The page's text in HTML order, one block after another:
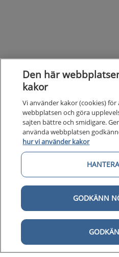
Om 1177 för vårdpersonal
Den här
kakor
Vi använder kakor (cookies)
webbplatsen och göra
sajten bättre och smidigare.
använda webbplatsen
hur vi använder kakor
GODKÄNN